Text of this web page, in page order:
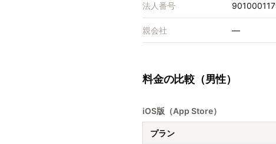
法人番号
親会社 —
料金の比較（男性）
iOS版（App Store）
プラン